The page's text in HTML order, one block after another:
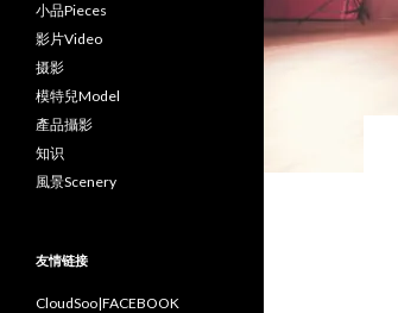
小品Pieces
影片Video
摄影
模特兒Model
產品攝影
知识
風景Scenery
友情链接
CloudSoo|FACEBOOK